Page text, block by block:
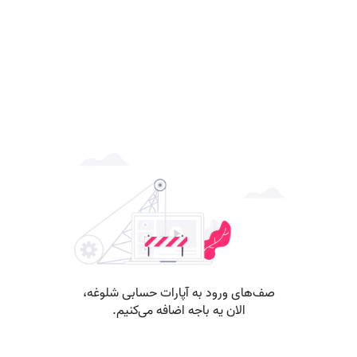
صف‌های ورود به آپارات حسابی شلوغه،
الان یه باجه اضافه می‌کنیم.